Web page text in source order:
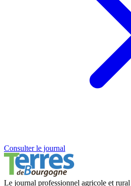
Consulter le journal
Le journal professionnel agricole et